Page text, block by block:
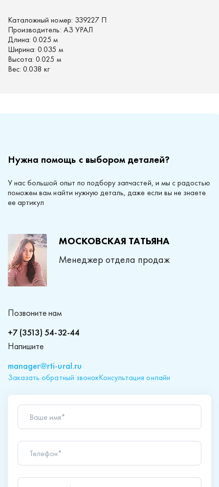
Каталожный номер: 339227 П
Производитель: АЗ УРАЛ
Длина: 0.025 м
Ширина: 0.035 м
Высота: 0.025 м
Вес: 0.038 кг
Нужна помощь с выбором деталей?
У нас большой опыт по подбору запчастей, и мы с радостью
поможем вам найти нужную деталь, даже если вы не знаете
ее артикул
МОСКОВСКАЯ ТАТЬЯНА
Менеджер отдела продаж
Позвоните нам
+7 (3513) 54-32-44
Напишите
manager@rti-ural.ru
Заказать обратный звонокКонсультация онлайн
Ваше имя*
Телефон*
Ваш вопрос*
Отправляя форму вы подтверждаете согласие с
политикой обработки персональных данных